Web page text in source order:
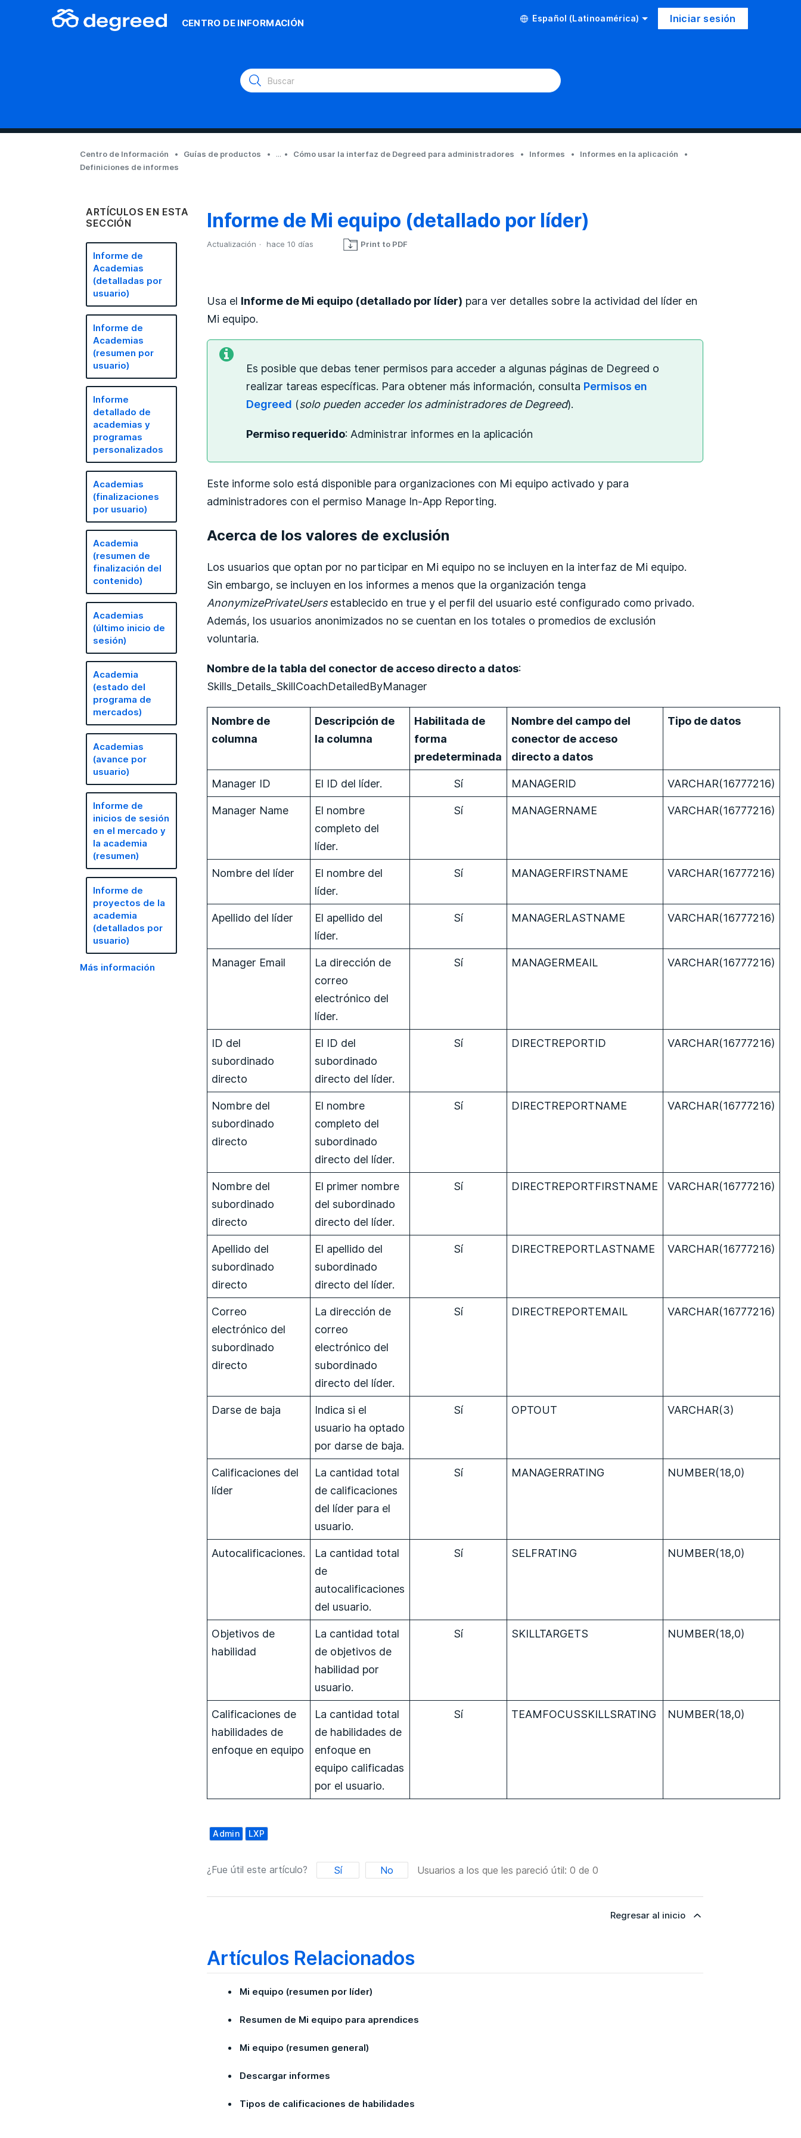
CENTRO DE INFORMACIÓN Español (Latinoamérica) Iniciar sesión
Centro de Información Guías de productos ... Cómo usar la interfaz de Degreed para administradores Informes
Informes en la aplicación
Definiciones de informes
ARTÍCULOS EN ESTA
SECCIÓN
Informe de
Academias
(detalladas por
usuario)
Informe de
Academias
(resumen por
usuario)
Informe
detallado de
academias y
programas
personalizados
Academias
(finalizaciones
por usuario)
Academia
(resumen de
finalización del
contenido)
Academias
(último inicio de
sesión)
Academia
(estado del
programa de
mercados)
Academias
(avance por
usuario)
Informe de
inicios de sesión
en el mercado y
la academia
(resumen)
Informe de
proyectos de la
academia
(detallados por
usuario)
Más información
Informe de Mi equipo (detallado por líder)
Actualización hace 10 días Print to PDF
Usa el Informe de Mi equipo (detallado por líder) para ver detalles sobre la actividad del líder en
Mi equipo.
Es posible que debas tener permisos para acceder a algunas páginas de Degreed o
realizar tareas específicas. Para obtener más información, consulta Permisos en
Degreed (solo pueden acceder los administradores de Degreed).
Permiso requerido: Administrar informes en la aplicación
Este informe solo está disponible para organizaciones con Mi equipo activado y para
administradores con el permiso Manage In-App Reporting.
Acerca de los valores de exclusión
Los usuarios que optan por no participar en Mi equipo no se incluyen en la interfaz de Mi equipo.
Sin embargo, se incluyen en los informes a menos que la organización tenga
AnonymizePrivateUsersestablecido en true y el perfil del usuario esté configurado como privado.
Además, los usuarios anonimizados no se cuentan en los totales o promedios de exclusión
voluntaria.
Nombre de la tabla del conector de acceso directo a datos:
Skills_Details_SkillCoachDetailedByManager
Nombre de
columna
Descripción de
la columna
Habilitada de
forma
predeterminada
Nombre del campo del
conector de acceso
directo a datos
Tipo de datos
Manager ID El ID del líder. Sí MANAGERID
VARCHAR(16777216)
Manager Name
El nombre
completo del
líder.
Sí MANAGERNAME VARCHAR(16777216)
Nombre del líder
El nombre del
líder.
Sí MANAGERFIRSTNAME VARCHAR(16777216)
Apellido del líder
El apellido del
líder.
Sí MANAGERLASTNAME VARCHAR(16777216)
Manager Email
La dirección de
correo
electrónico del
líder.
Sí MANAGERMEAIL VARCHAR(16777216)
ID del
subordinado
directo
El ID del
subordinado
directo del líder.
Sí DIRECTREPORTID VARCHAR(16777216)
Nombre del
subordinado
directo
El nombre
completo del
subordinado
directo del líder.
Sí DIRECTREPORTNAME VARCHAR(16777216)
Nombre del
subordinado
directo
El primer nombre
del subordinado
directo del líder.
Sí DIRECTREPORTFIRSTNAME VARCHAR(16777216)
Apellido del
subordinado
directo
El apellido del
subordinado
directo del líder.
Sí DIRECTREPORTLASTNAME VARCHAR(16777216)
Correo
electrónico del
subordinado
directo
La dirección de
correo
electrónico del
subordinado
directo del líder.
Sí DIRECTREPORTEMAIL VARCHAR(16777216)
Darse de baja
Indica si el
usuario ha optado
por darse de baja.
Sí OPTOUT VARCHAR(3)
Calificaciones del
líder
La cantidad total
de calificaciones
del líder para el
usuario.
Sí MANAGERRATING NUMBER(18,0)
Autocalificaciones.
La cantidad total
de
autocalificaciones
del usuario.
Sí SELFRATING NUMBER(18,0)
Objetivos de
habilidad
La cantidad total
de objetivos de
habilidad por
usuario.
Sí SKILLTARGETS NUMBER(18,0)
Calificaciones de
habilidades de
enfoque en equipo
La cantidad total
de habilidades de
enfoque en
equipo calificadas
por el usuario.
Sí TEAMFOCUSSKILLSRATING NUMBER(18,0)
Admin LXP
¿Fue útil este artículo? Sí No Usuarios a los que les pareció útil: 0 de 0
Regresar al inicio
Artículos Relacionados
Mi equipo (resumen por líder)
Resumen de Mi equipo para aprendices
Mi equipo (resumen general)
Descargar informes
Tipos de calificaciones de habilidades